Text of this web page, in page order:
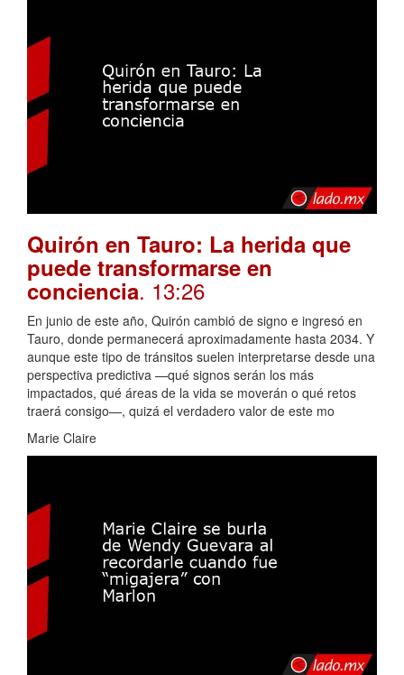
Quirón en Tauro: La herida que
puede transformarse en
conciencia. 13:26
En junio de este año, Quirón cambió de signo e ingresó en
Tauro, donde permanecerá aproximadamente hasta 2034. Y
aunque este tipo de tránsitos suelen interpretarse desde una
perspectiva predictiva —qué signos serán los más
impactados, qué áreas de la vida se moverán o qué retos
traerá consigo—, quizá el verdadero valor de este mo
Marie Claire